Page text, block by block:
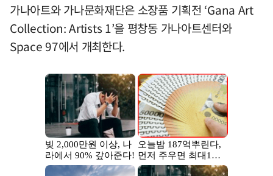
가나아트와 가나문화재단은 소장품 기획전 ‘Gana Art
Collection: Artists 1’을 평창동 가나아트센터와
Space 97에서 개최한다.